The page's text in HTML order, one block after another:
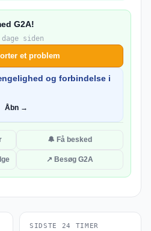
G2A!
siden
et problem
og forbindelse i
Åbn →
🔔 Få besked
↗ Besøg G2A
SIDSTE 24 TIMER